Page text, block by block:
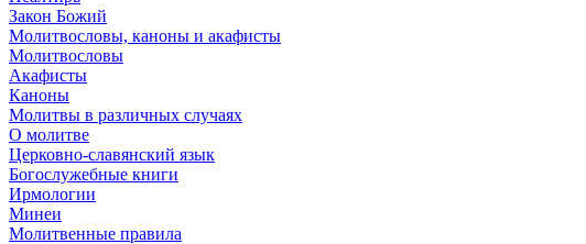
Закон Божий
Молитвословы, каноны и акафисты
Молитвословы
Акафисты
Каноны
Молитвы в различных случаях
О молитве
Церковно-славянский язык
Богослужебные книги
Ирмологии
Минеи
Молитвенные правила